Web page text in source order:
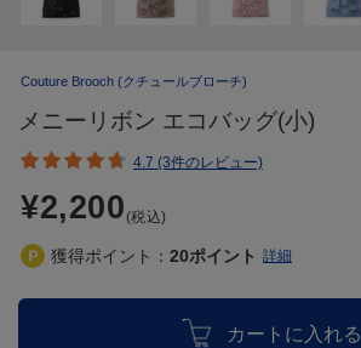
Couture Brooch (クチュールブローチ)
メニーリボン エコバッグ(小)
4.7 (3件のレビュー)
¥2,200(税込)
獲得ポイント： 20ポイント 詳細
カートに入れる